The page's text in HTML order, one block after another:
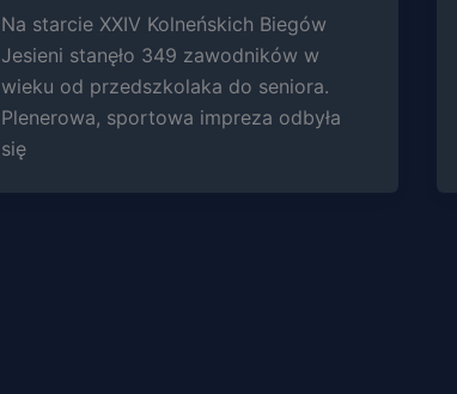
Na starcie XXIV Kolneńskich Biegów
Jesieni stanęło 349 zawodników w
wieku od przedszkolaka do seniora.
Plenerowa, sportowa impreza odbyła
się
niektóre funkcje
znikną ze strony
internetowej.